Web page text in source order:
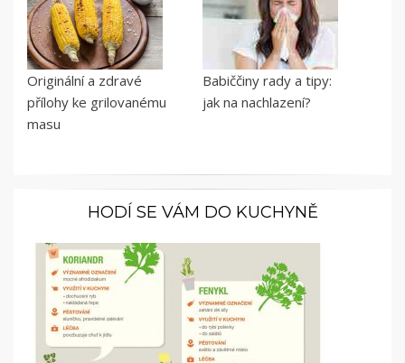
Originální a zdravé
přílohy ke grilovanému
masu
Babiččiny rady a tipy:
jak na nachlazení?
HODÍ SE VÁM DO KUCHYNĚ